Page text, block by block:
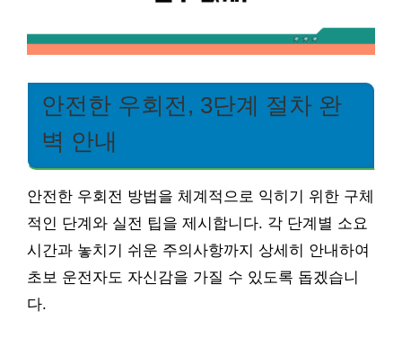
안전한 우회전, 3단계 절차 완
벽 안내
안전한 우회전 방법을 체계적으로 익히기 위한 구체
적인 단계와 실전 팁을 제시합니다. 각 단계별 소요
시간과 놓치기 쉬운 주의사항까지 상세히 안내하여
초보 운전자도 자신감을 가질 수 있도록 돕겠습니
다.